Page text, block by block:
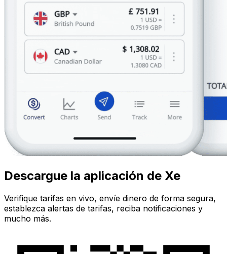
Descargue la aplicación de Xe
Verifique tarifas en vivo, envíe dinero de forma segura,
establezca alertas de tarifas, reciba notificaciones y
mucho más.